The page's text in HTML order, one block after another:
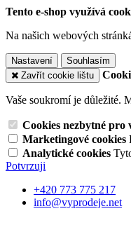
Tento e-shop využívá
Na našich webových
Nastavení
Souhlasím
Zavřít cookie lištu
Vaše soukromí je důležité.
Cookies nezbytné pro
Marketingové cookies
Analytické cookies
Potvrzuji
+420 773 775 217
info@vyprodeje.net